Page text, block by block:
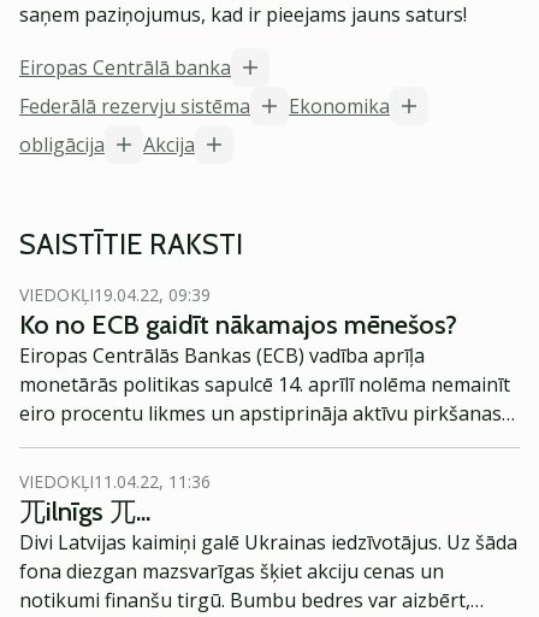
saņem paziņojumus, kad ir pieejams jauns saturs!
Eiropas Centrālā banka
Federālā rezervju sistēma
Ekonomika
obligācija
Akcija
SAISTĪTIE RAKSTI
VIEDOKĻI19.04.22, 09:39
Ko no ECB gaidīt nākamajos mēnešos?
Eiropas Centrālās Bankas (ECB) vadība aprīļa
monetārās politikas sapulcē 14. aprīlī nolēma nemainīt
eiro procentu likmes un apstiprināja aktīvu pirkšanas
programmas pakāpenisku samazināšanu. Kāda būs šī
lēmuma ietekme un iespējamie tālākie soļi komentē
Andris Lāriņš, SEB bankas Finanšu tirgus pārvaldes
vadītājs.
VIEDOKĻI11.04.22, 11:36
兀ilnīgs 兀...
Divi Latvijas kaimiņi galē Ukrainas iedzīvotājus. Uz šāda
fona diezgan mazsvarīgas šķiet akciju cenas un
notikumi finanšu tirgū. Bumbu bedres var aizbērt,